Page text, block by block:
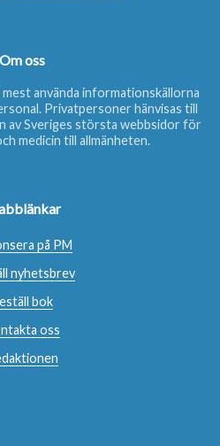
Om oss
använda informationskällorna
Privatpersoner hänvisas till
av Sveriges största webbsidor för
medicin till allmänheten.
på PM
nyhetsbrev
bok
oss